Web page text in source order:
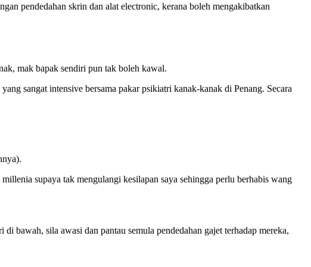
pendedahan skrin dan alat electronic, kerana boleh mengakibatkan
mak bapak sendiri pun tak boleh kawal.
sangat intensive bersama pakar psikiatri kanak-kanak di Penang. Secara
supaya tak mengulangi kesilapan saya sehingga perlu berhabis wang
bawah, sila awasi dan pantau semula pendedahan gajet terhadap mereka,